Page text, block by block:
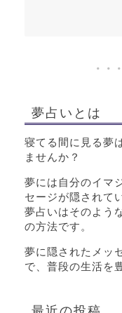
夢占いとは
寝てる間に見る夢
ませんか？
夢には自分のイマ
セージが隠されて
夢占いはそのよう
の方法です。
夢に隠されたメッ
で、普段の生活を